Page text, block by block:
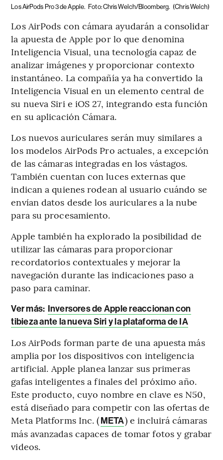
Los AirPods Pro 3 de Apple. Foto: Chris Welch/Bloomberg. (Chris Welch)
Los AirPods con cámara ayudarán a consolidar
la apuesta de Apple por lo que denomina
Inteligencia Visual, una tecnología capaz de
analizar imágenes y proporcionar contexto
instantáneo. La compañía ya ha convertido la
Inteligencia Visual en un elemento central de
su nueva Siri e iOS 27, integrando esta función
en su aplicación Cámara.
Los nuevos auriculares serán muy similares a
los modelos AirPods Pro actuales, a excepción
de las cámaras integradas en los vástagos.
También cuentan con luces externas que
indican a quienes rodean al usuario cuándo se
envían datos desde los auriculares a la nube
para su procesamiento.
Apple también ha explorado la posibilidad de
utilizar las cámaras para proporcionar
recordatorios contextuales y mejorar la
navegación durante las indicaciones paso a
paso para caminar.
Ver más: Inversores de Apple reaccionan con
tibieza ante la nueva Siri y la plataforma de IA
Los AirPods forman parte de una apuesta más
amplia por los dispositivos con inteligencia
artificial. Apple planea lanzar sus primeras
gafas inteligentes a finales del próximo año.
Este producto, cuyo nombre en clave es N50,
está diseñado para competir con las ofertas de
Meta Platforms Inc. (META) e incluirá cámaras
más avanzadas capaces de tomar fotos y grabar
videos.